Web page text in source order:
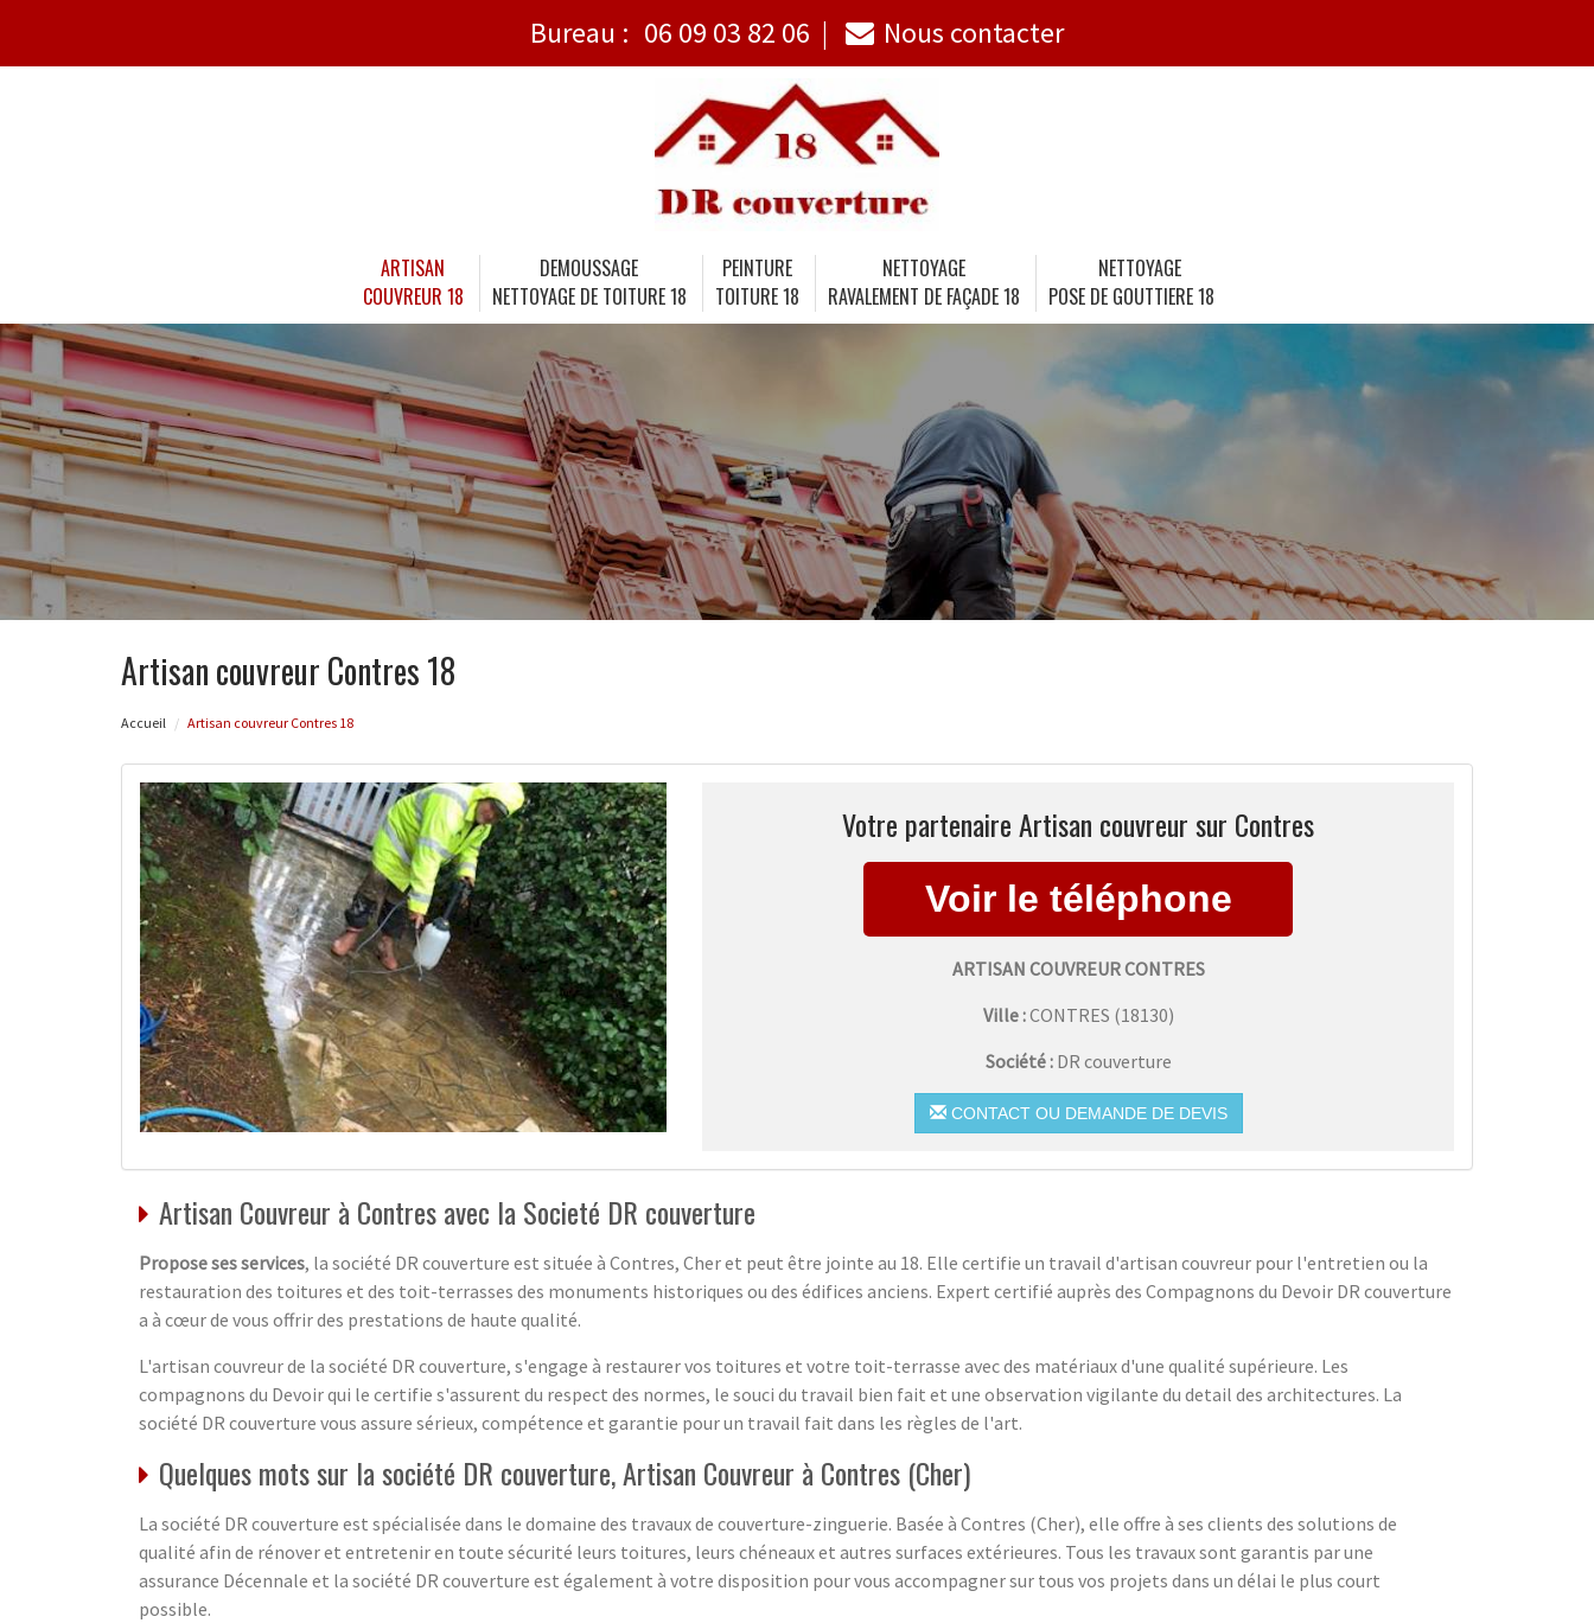
Bureau : 06 09 03 82 06 Nous contacter
ARTISAN
COUVREUR 18
DEMOUSSAGE
NETTOYAGE DE TOITURE 18
PEINTURE
TOITURE 18
NETTOYAGE
RAVALEMENT DE FAÇADE 18
NETTOYAGE
POSE DE GOUTTIERE 18
Artisan couvreur Contres 18
Accueil Artisan couvreur Contres 18
Votre partenaire Artisan couvreur sur Contres
ARTISAN COUVREUR CONTRES
Ville :CONTRES (18130)
Société : DR couverture
CONTACT OU DEMANDE DE DEVIS
Artisan Couvreur à Contres avec la Societé DR couverture
Propose ses services, la société DR couverture est située à Contres, Cher et peut être jointe au 18. Elle certifie un travail d'artisan couvreur pour l'entretien ou la
restauration des toitures et des toit-terrasses des monuments historiques ou des édifices anciens. Expert certifié auprès des Compagnons du Devoir DR couverture
a à cœur de vous offrir des prestations de haute qualité.
L'artisan couvreur de la société DR couverture, s'engage à restaurer vos toitures et votre toit-terrasse avec des matériaux d'une qualité supérieure. Les
compagnons du Devoir qui le certifie s'assurent du respect des normes, le souci du travail bien fait et une observation vigilante du detail des architectures. La
société DR couverture vous assure sérieux, compétence et garantie pour un travail fait dans les règles de l'art.
Quelques mots sur la société DR couverture, Artisan Couvreur à Contres (Cher)
La société DR couverture est spécialisée dans le domaine des travaux de couverture-zinguerie. Basée à Contres (Cher), elle offre à ses clients des solutions de
qualité afin de rénover et entretenir en toute sécurité leurs toitures, leurs chéneaux et autres surfaces extérieures. Tous les travaux sont garantis par une
assurance Décennale et la société DR couverture est également à votre disposition pour vous accompagner sur tous vos projets dans un délai le plus court
possible.